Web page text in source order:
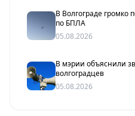
В Волгограде громко
по БПЛА
05.08.2026
В мэрии объяснили
волгоградцев
05.08.2026